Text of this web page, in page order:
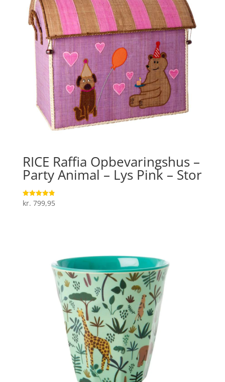
RICE Raffia Opbevaringshus –
Party Animal – Lys Pink – Stor
Vurderet
4.9
kr. 799,95